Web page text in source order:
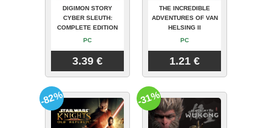
DIGIMON STORY
CYBER SLEUTH:
COMPLETE EDITION
PC
3.39 €
THE INCREDIBLE
ADVENTURES OF VAN
HELSING II
PC
1.21 €
-82% -31%